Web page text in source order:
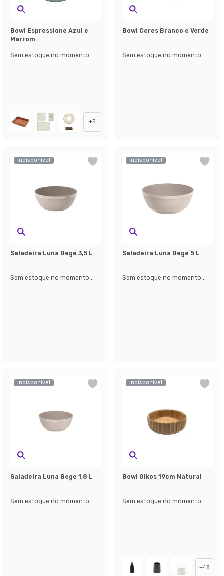
Bowl Espressione Azul e
Marrom
Sem estoque no momento...
+5
Bowl Ceres Branco e Verde
Sem estoque no momento...
Indisponível
Saladeira Luna Bege 3,5 L
Sem estoque no momento...
Indisponível
Saladeira Luna Bege 5 L
Sem estoque no momento...
Indisponível
Saladeira Luna Bege 1,8 L
Sem estoque no momento...
Indisponível
Bowl Oikos 19cm Natural
Sem estoque no momento...
+48